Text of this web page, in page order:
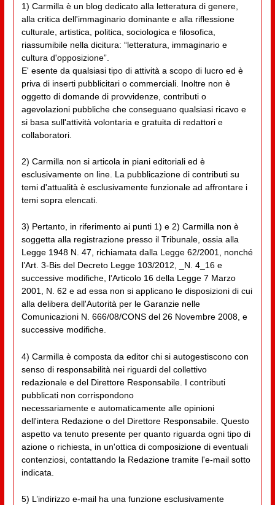
1) Carmilla è un blog dedicato alla letteratura di genere,
alla critica dell'immaginario dominante e alla riflessione
culturale, artistica, politica, sociologica e filosofica,
riassumibile nella dicitura: “letteratura, immaginario e
cultura d'opposizione”.
E' esente da qualsiasi tipo di attività a scopo di lucro ed è
priva di inserti pubblicitari o commerciali. Inoltre non è
oggetto di domande di provvidenze, contributi o
agevolazioni pubbliche che conseguano qualsiasi ricavo e
si basa sull'attività volontaria e gratuita di redattori e
collaboratori.
2) Carmilla non si articola in piani editoriali ed è
esclusivamente on line. La pubblicazione di contributi su
temi d'attualità è esclusivamente funzionale ad affrontare i
temi sopra elencati.
3) Pertanto, in riferimento ai punti 1) e 2) Carmilla non è
soggetta alla registrazione presso il Tribunale, ossia alla
Legge 1948 N. 47, richiamata dalla Legge 62/2001, nonché
l’Art. 3-Bis del Decreto Legge 103/2012, _N. 4_16 e
successive modifiche, l’Articolo 16 della Legge 7 Marzo
2001, N. 62 e ad essa non si applicano le disposizioni di cui
alla delibera dell'Autorità per le Garanzie nelle
Comunicazioni N. 666/08/CONS del 26 Novembre 2008, e
successive modifiche.
4) Carmilla è composta da editor chi si autogestiscono con
senso di responsabilità nei riguardi del collettivo
redazionale e del Direttore Responsabile. I contributi
pubblicati non corrispondono
necessariamente e automaticamente alle opinioni
dell'intera Redazione o del Direttore Responsabile. Questo
aspetto va tenuto presente per quanto riguarda ogni tipo di
azione o richiesta, in un'ottica di composizione di eventuali
contenziosi, contattando la Redazione tramite l'e-mail sotto
indicata.
5) L’indirizzo e-mail ha una funzione esclusivamente